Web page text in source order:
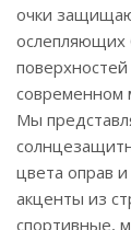
очки
ослепляющих
современном
Мы
цвета оправ
акценты из
спортивные,